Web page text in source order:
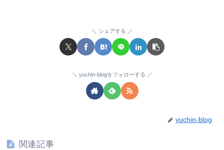
シェアする
yuchin-blogをフォローする
yuchin-blog
関連記事